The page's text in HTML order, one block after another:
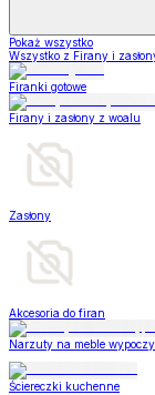
Pokaż wszystko
Wszystko z Firany i
Firanki gotowe
Firany i zasłony z woalu
Zasłony
Akcesoria do firan
Narzuty na meble
Ściereczki kuchenne